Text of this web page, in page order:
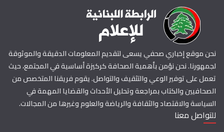
نحن موقع إخباري صحفي يسعى لتقديم المعلومات الدقيقة والموثوقة
لجمهورنا. نحن نؤمن بأهمية الصحافة كركيزة أساسية في المجتمع، حيث
تعمل على توفير الوعي والتثقيف والتواصل. يقوم فريقنا المتخصص من
الصحافيين والكتاب بمراجعة وتحليل الأحداث والقضايا المهمة في
السياسة والاقتصاد والثقافة والرياضة والعلوم وغيرها من المجالات.
للتواصل معنا